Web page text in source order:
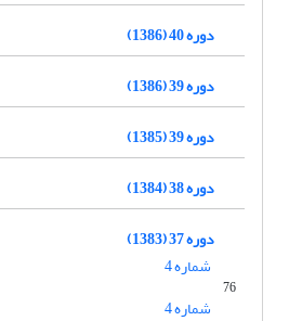
دوره 40 (1386)
دوره 39 (1386)
دوره 39 (1385)
دوره 38 (1384)
دوره 37 (1383)
شماره 4
76
شماره 4